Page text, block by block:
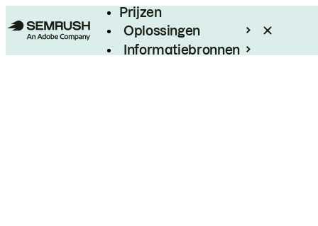
Prijzen
Oplossingen
Informatiebronnen